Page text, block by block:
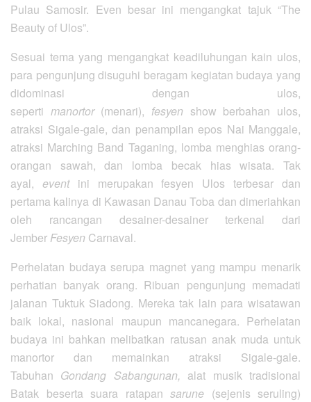
Pulau Samosir. Even besar ini mengangkat tajuk “The
Beauty of Ulos”.
Sesuai tema yang mengangkat keadiluhungan kain ulos,
para pengunjung disuguhi beragam kegiatan budaya yang
didominasi dengan ulos,
seperti manortor(menari), fesyen show berbahan ulos,
atraksi Sigale-gale, dan penampilan epos Nai Manggale,
atraksi Marching Band Taganing, lomba menghias orang-
orangan sawah, dan lomba becak hias wisata. Tak
ayal, eventini merupakan fesyen Ulos terbesar dan
pertama kalinya di Kawasan Danau Toba dan dimeriahkan
oleh rancangan desainer-desainer terkenal dari
Jember Fesyen Carnaval.
Perhelatan budaya serupa magnet yang mampu menarik
perhatian banyak orang. Ribuan pengunjung memadati
jalanan Tuktuk Siadong. Mereka tak lain para wisatawan
baik lokal, nasional maupun mancanegara. Perhelatan
budaya ini bahkan melibatkan ratusan anak muda untuk
manortor dan memainkan atraksi Sigale-gale.
Tabuhan Gondang Sabangunan, alat musik tradisional
Batak beserta suara ratapan sarune (sejenis seruling)